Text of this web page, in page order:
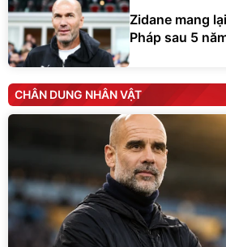
Zidane mang
Pháp sau 5
CHÂN DUNG NHÂN VẬT